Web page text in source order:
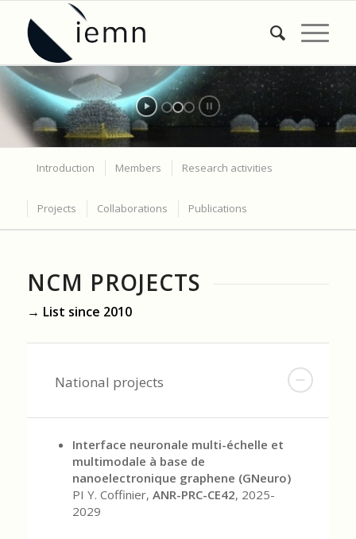
Introduction Members Research activities
Projects Collaborations Publications
NCM PROJECTS
→ List since 2010
National projects
Interface neuronale multi-échelle et
multimodale à base de
nanoelectronique graphene (GNeuro)
PI Y. Coffinier, ANR-PRC-CE42, 2025-
2029